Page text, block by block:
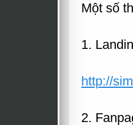
Một số
1.
http://
2.